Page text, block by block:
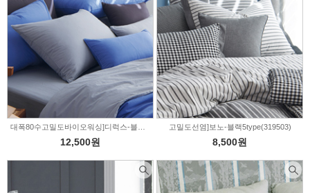
12,500원
고밀도선염]보노-블랙5type(319503)
8,500원